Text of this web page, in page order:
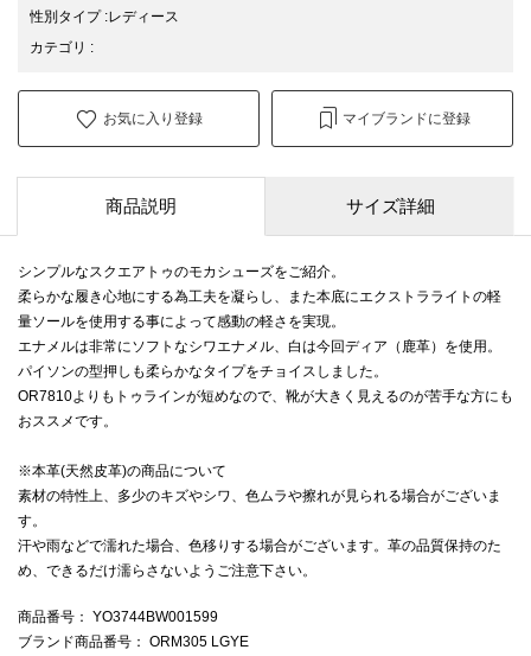
性別タイプ:レディース
カテゴリ :
お気に入り登録 マイブランドに登録
商品説明 サイズ詳細
シンプルなスクエアトゥのモカシューズをご紹介。
柔らかな履き心地にする為工夫を凝らし、また本底にエクストラライトの軽
量ソールを使用する事によって感動の軽さを実現。
エナメルは非常にソフトなシワエナメル、白は今回ディア（鹿革）を使用。
パイソンの型押しも柔らかなタイプをチョイスしました。
OR7810よりもトゥラインが短めなので、靴が大きく見えるのが苦手な方にも
おススメです。
※本革(天然皮革)の商品について
素材の特性上、多少のキズやシワ、色ムラや擦れが見られる場合がございま
す。
汗や雨などで濡れた場合、色移りする場合がございます。革の品質保持のた
め、できるだけ濡らさないようご注意下さい。
商品番号 ： YO3744BW001599
ブランド商品番号 ： ORM305 LGYE